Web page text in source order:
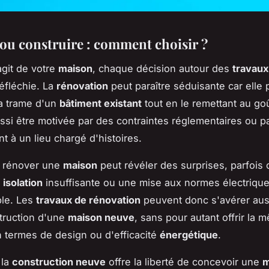
construire : comment choisir ?
de votre maison, chaque décision autour des travaux
La rénovation peut paraître séduisante car elle
trame d'un bâtiment existant tout en le remettant au
être motivée par des contraintes réglementaires ou
à un lieu chargé d'histoires.
une maison peut révéler des surprises, parfois
isolation insuffisante ou une mise aux normes
Les travaux de rénovation peuvent donc s'avérer
d'une maison neuve, sans pour autant offrir la
termes de design ou d'efficacité énergétique.
construction neuve offre la liberté de concevoir une